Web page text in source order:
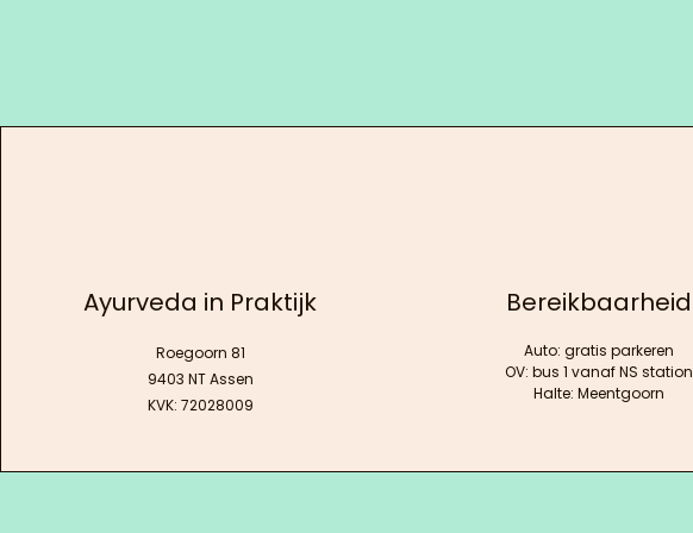
Ayurveda in Praktijk
Roegoorn 81
9403 NT Assen
KVK: 72028009
Bereikbaarheid
Auto: gratis parkeren
OV: bus 1 vanaf NS station
Halte: Meentgoorn